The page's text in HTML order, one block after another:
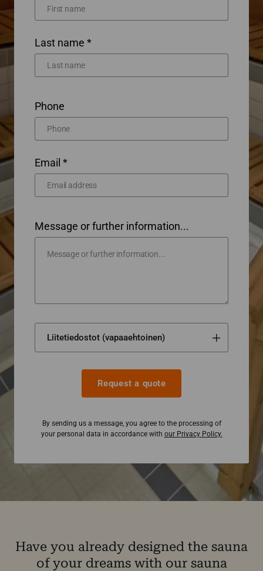
Last name *
Phone
Email *
Message or further information...
Request a quote
By sending us a message, you agree to the processing of
your personal data in accordance with our Privacy Policy.
Have you already designed the sauna
of your dreams with our sauna